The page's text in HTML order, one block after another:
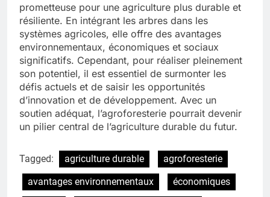
prometteuse pour une agriculture plus durable et
résiliente. En intégrant les arbres dans les
systèmes agricoles, elle offre des avantages
environnementaux, économiques et sociaux
significatifs. Cependant, pour réaliser pleinement
son potentiel, il est essentiel de surmonter les
défis actuels et de saisir les opportunités
d’innovation et de développement. Avec un
soutien adéquat, l’agroforesterie pourrait devenir
un pilier central de l’agriculture durable du futur.
Tagged: agriculture durable
agroforesterie
avantages environnementaux
économiques